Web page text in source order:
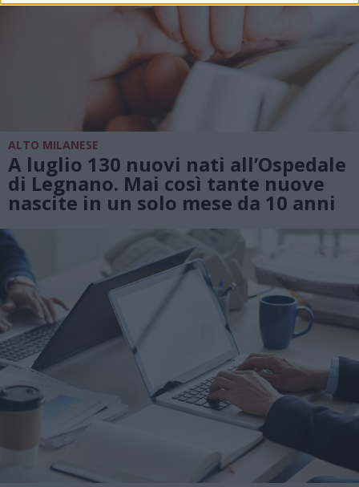
ALTO MILANESE
A luglio 130 nuovi nati all’Ospedale
di Legnano. Mai così tante nuove
nascite in un solo mese da 10 anni